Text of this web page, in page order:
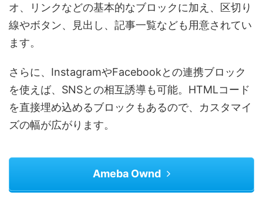
オ、リンクなどの基本的なブロックに加え、区切り
線やボタン、見出し、記事一覧なども用意されてい
ます。
さらに、InstagramやFacebookとの連携ブロック
を使えば、SNSとの相互誘導も可能。HTMLコード
を直接埋め込めるブロックもあるので、カスタマイ
ズの幅が広がります。
Ameba Ownd